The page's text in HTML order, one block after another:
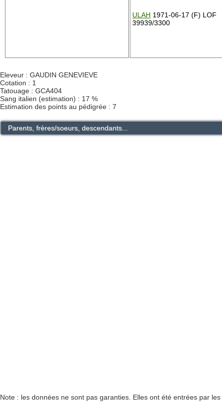
ULAH 1971-06-17 (F) LOF
39939/3300
Eleveur : GAUDIN GENEVIEVE
Cotation : 1
Tatouage : GCA404
Sang italien (estimation) : 17 %
Estimation des points au pédigrée : 7
Parents, frères/soeurs, descendants...
Note : les données ne sont pas garanties. Elles ont été entrées par